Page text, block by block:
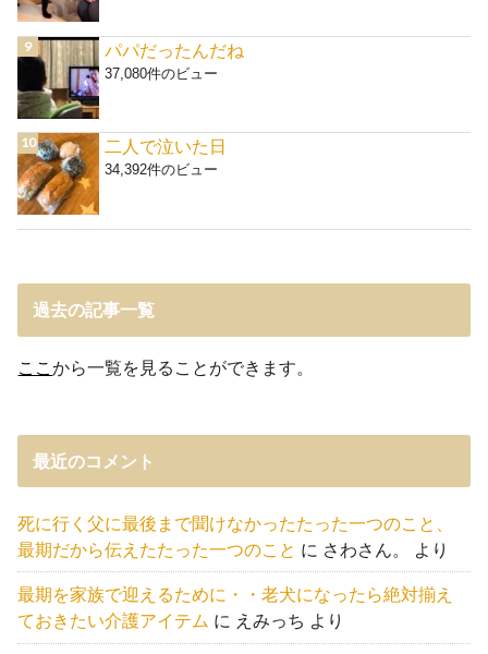
パパだったんだね
37,080件のビュー
二人で泣いた日
34,392件のビュー
過去の記事一覧
ここから一覧を見ることができます。
最近のコメント
死に行く父に最後まで聞けなかったたった一つのこと、
最期だから伝えたたった一つのこと に さわさん。 より
最期を家族で迎えるために・・老犬になったら絶対揃え
ておきたい介護アイテム に えみっち より